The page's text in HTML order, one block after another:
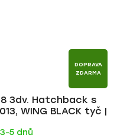
DOPRAVA
ZDARMA
3dv. Hatchback s
WING BLACK tyč |
5 dnů